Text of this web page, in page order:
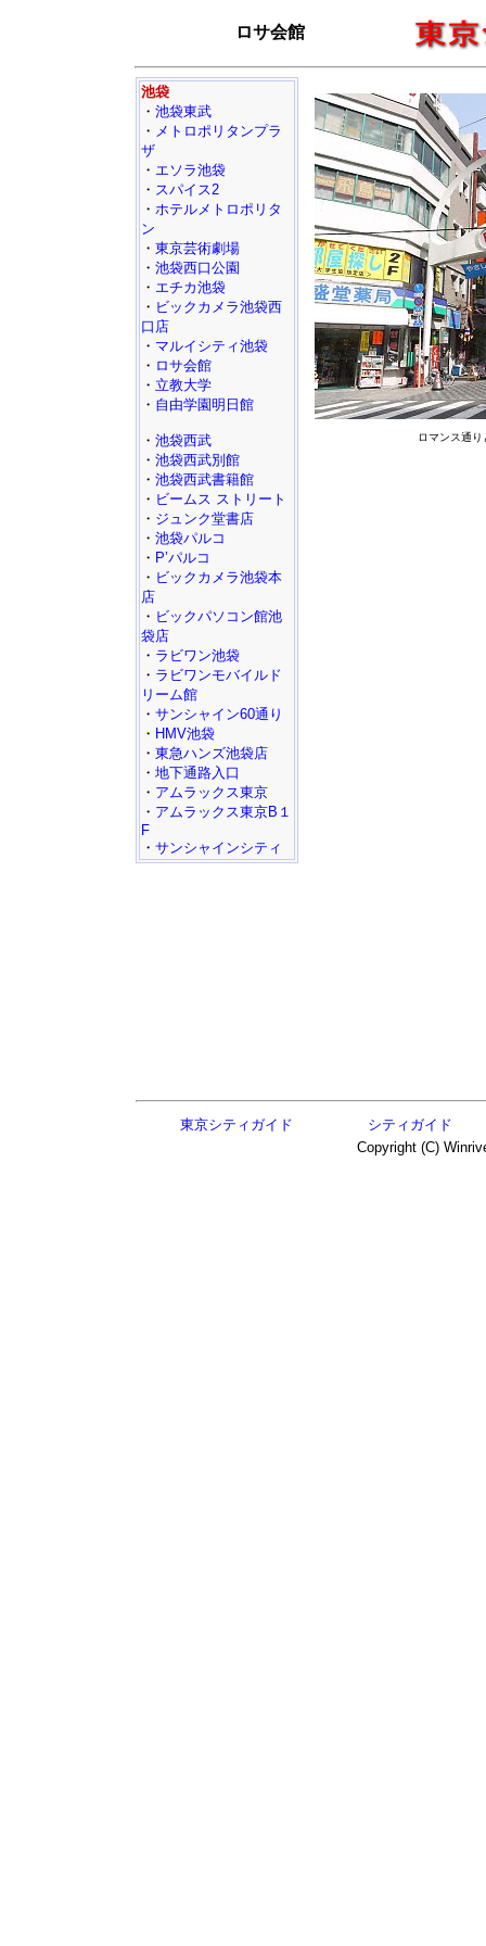
ロサ会館
池袋
・ 池袋東武
・ メトロポリタンプラ
ザ
・ エソラ池袋
・ スパイス2
・ ホテルメトロポリタ
ン
・ 東京芸術劇場
・ 池袋西口公園
・ エチカ池袋
・ ビックカメラ池袋西
口店
・ マルイシティ池袋
・ ロサ会館
・ 立教大学
・ 自由学園明日館
・ 池袋西武
・ 池袋西武別館
・ 池袋西武書籍館
・ ビームス ストリート
・ ジュンク堂書店
・ 池袋パルコ
・ P’パルコ
・ ビックカメラ池袋本
店
・ ビックパソコン館池
袋店
・ ラビワン池袋
・ ラビワンモバイルド
リーム館
・ サンシャイン60通り
・ HMV池袋
・ 東急ハンズ池袋店
・ 地下通路入口
・ アムラックス東京
・ アムラックス東京B１
F
・ サンシャインシティ
ロマンス通り
東京シティガイド
シティガイド
Copyright (C)